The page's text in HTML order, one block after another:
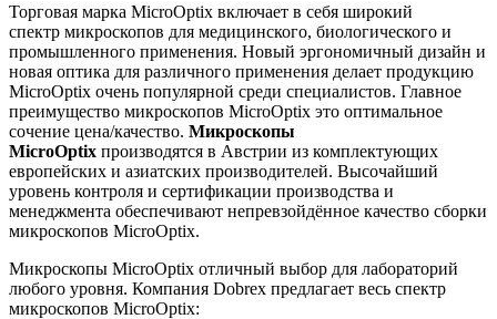
Торговая марка MicroOptix включает в себя широкий
спектр микроскопов для медицинского, биологического и
промышленного применения. Новый эргономичный дизайн и
новая оптика для различного применения делает продукцию
MicroOptix очень популярной среди специалистов. Главное
преимущество микроскопов MicroOptix это оптимальное
сочение цена/качество. Микроскопы
MicroOptix производятся в Австрии из комплектующих
европейских и азиатских производителей. Высочайший
уровень контроля и сертификации производства и
менеджмента обеспечивают непревзойдённое качество сборки
микроскопов MicroOptix.
Микроскопы MicroOptix отличный выбор для лабораторий
любого уровня. Компания Dobrex предлагает весь спектр
микроскопов MicroOptix: